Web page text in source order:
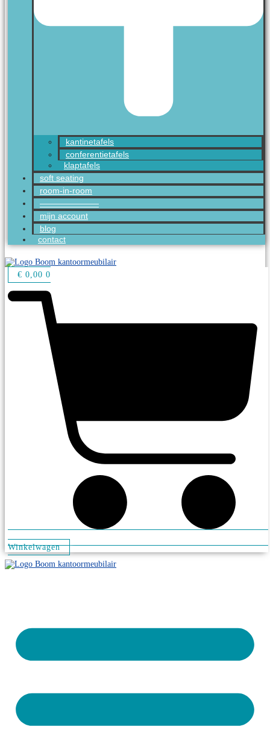
kantinetafels
conferentietafels
klaptafels
soft seating
room-in-room
———————
mijn account
blog
contact
€ 0,00 0
Winkelwagen